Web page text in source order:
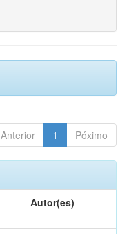
Anterior 1 Póximo
Autor(es)